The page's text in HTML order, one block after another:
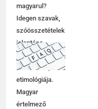
magyarul?
Idegen szavak,
szóösszetételek
jelentése,
magyarázata,
használata,
etimológiája.
Magyar
értelmező